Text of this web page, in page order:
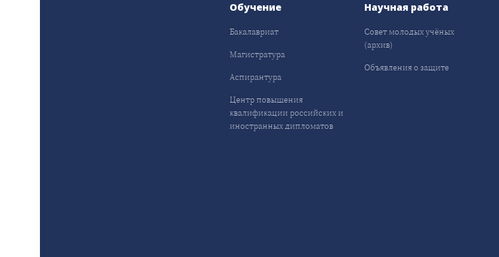
Обучение
Бакалавриат
Магистратура
Аспирантура
Центр повышения
квалификации российских и
иностранных дипломатов
Научная работа
Совет молодых учёных
(архив)
Объявления о защите